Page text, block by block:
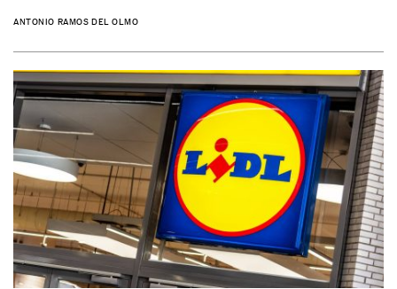
ANTONIO RAMOS DEL OLMO